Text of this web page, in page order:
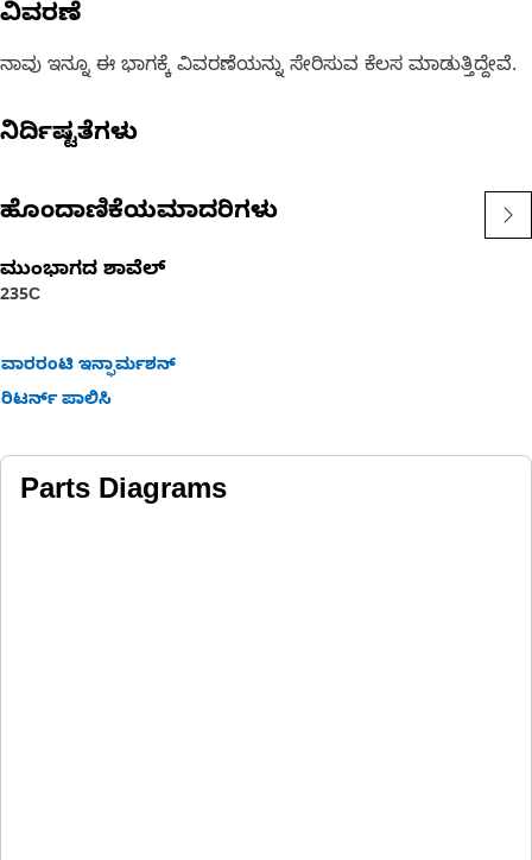
ವಿವರಣೆ
ನಾವು ಇನ್ನೂ ಈ ಭಾಗಕ್ಕೆ ವಿವರಣೆಯನ್ನು ಸೇರಿಸುವ ಕೆಲಸ ಮಾಡುತ್ತಿದ್ದೇವೆ.
ನಿರ್ದಿಷ್ಟತೆಗಳು
ಹೊಂದಾಣಿಕೆಯಮಾದರಿಗಳು
ಮುಂಭಾಗದ ಶಾವೆಲ್
235C
ವಾರರಂಟಿ ಇನ್ಫಾರ್ಮಶನ್
ರಿಟರ್ನ್ ಪಾಲಿಸಿ
Parts Diagrams